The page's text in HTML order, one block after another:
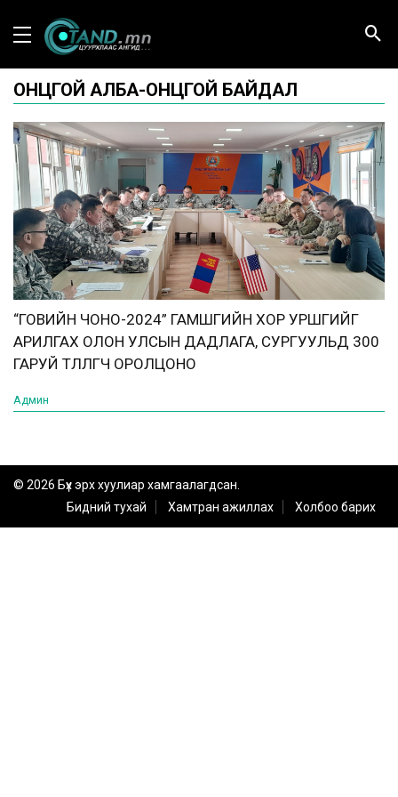
ОНЦГОЙ АЛБА-ОНЦГОЙ БАЙДАЛ
“ГОВИЙН ЧОНО-2024” ГАМШГИЙН ХОР УРШГИЙГ
АРИЛГАХ ОЛОН УЛСЫН ДАДЛАГА, СУРГУУЛЬД 300
ГАРУЙ ТӨЛӨӨЛӨГЧ ОРОЛЦОНО
Админ
© 2026 Бүх эрх хуулиар хамгаалагдсан.
Бидний тухай
Хамтран ажиллах Холбоо барих